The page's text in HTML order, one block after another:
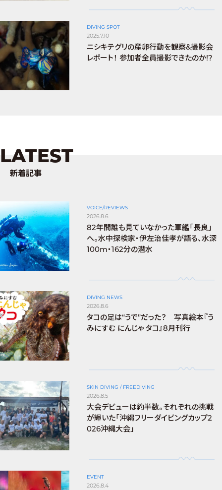
DIVING SPOT
2025.7.10
ニシキテグリの産卵行動を観察&撮影会
レポート！ 参加者全員撮影できたのか!?
LATEST
新着記事
VOICE/REVIEWS
2026.8.6
82年間誰も見ていなかった軍艦「長良」
へ。水中探検家・伊左治佳孝が語る、水深
100m・162分の潜水
DIVING NEWS
2026.8.6
タコの足は“うで”だった？ 写真絵本『う
みにすむ にんじゃ タコ』8月刊行
SKIN DIVING / FREEDIVING
2026.8.5
大会デビューは約半数。それぞれの挑戦
が輝いた「沖縄フリーダイビングカップ2
026沖縄大会」
EVENT
2026.8.4